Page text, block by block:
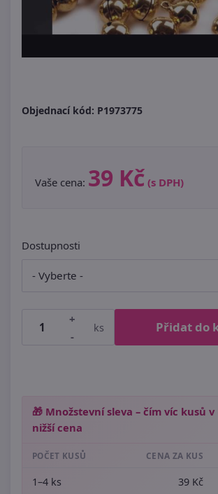
Objednací kód: P1973775
Vaše cena: 39 Kč (s DPH)
Dostupnosti
+
-
ks Přidat do
🎁 Množstevní sleva – čím víc kusů
nižší cena
POČET KUSŮ CENA ZA KUS
1–4 ks 39 Kč